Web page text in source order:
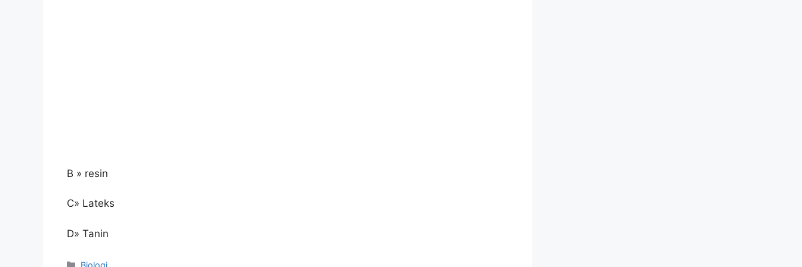
B » resin
C» Lateks
D» Tanin
Kategori
Biologi